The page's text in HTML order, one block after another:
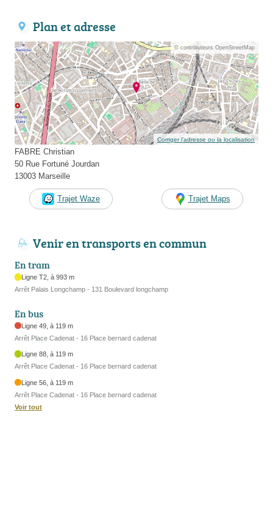
Plan et adresse
© contributeurs OpenStreetMap
Corriger l’adresse ou la localisation
FABRE Christian
50 Rue Fortuné Jourdan
13003 Marseille
Trajet Waze Trajet Maps
Venir en transports en commun
En tram
Ligne T2, à 993 m
Arrêt Palais Longchamp - 131 Boulevard longchamp
En bus
Ligne 49, à 119 m
Arrêt Place Cadenat - 16 Place bernard cadenat
Ligne 88, à 119 m
Arrêt Place Cadenat - 16 Place bernard cadenat
Ligne 56, à 119 m
Arrêt Place Cadenat - 16 Place bernard cadenat
Voir tout